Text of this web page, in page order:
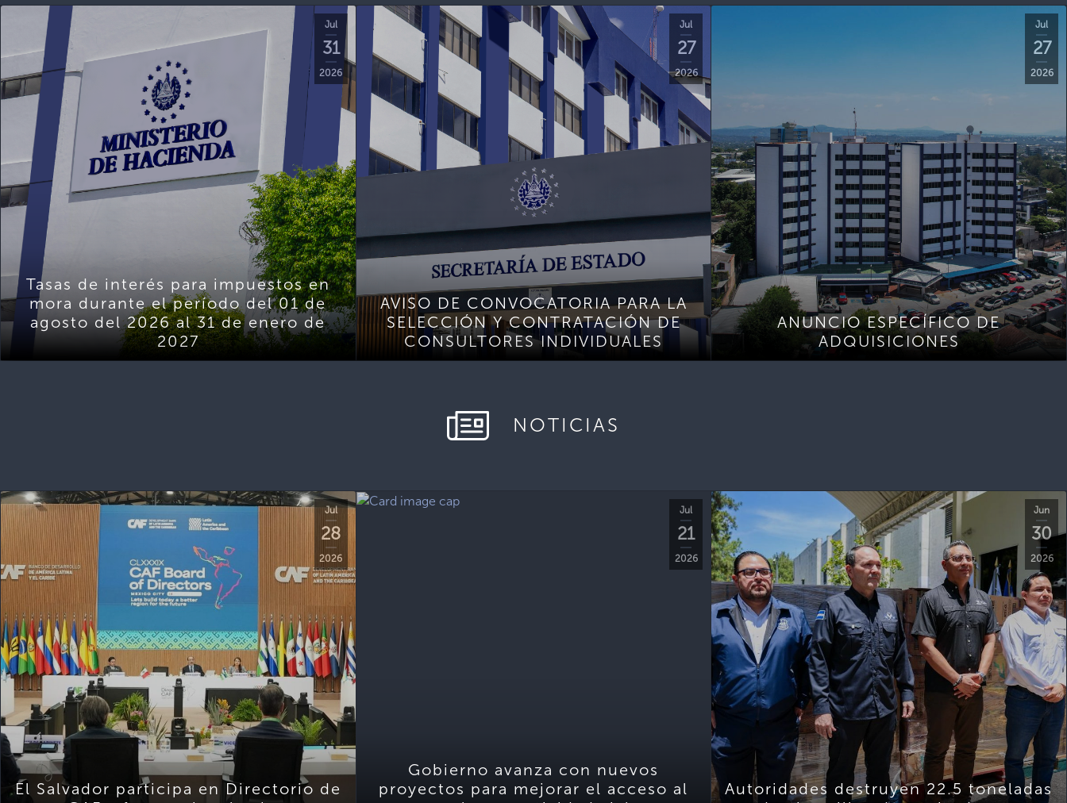
Jul
31
2026
Tasas de interés para impuestos en
mora durante el período del 01 de
agosto del 2026 al 31 de enero de
2027
Jul
27
2026
AVISO DE CONVOCATORIA PARA LA
SELECCIÓN Y CONTRATACIÓN DE
CONSULTORES INDIVIDUALES
Jul
27
2026
ANUNCIO ESPECÍFICO DE
ADQUISICIONES
NOTICIAS
Jul
28
2026
El Salvador participa en Directorio de
Jul
21
2026
Gobierno avanza con nuevos
proyectos para mejorar el acceso al
Jun
30
2026
Autoridades destruyen 22.5 toneladas